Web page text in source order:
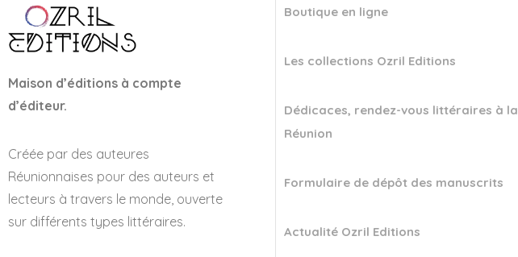
Maison d’éditions à compte
d’éditeur.
Créée par des auteures
Réunionnaises pour des auteurs et
lecteurs à travers le monde, ouverte
sur différents types littéraires.
Boutique en ligne
Les collections Ozril Editions
Dédicaces, rendez-vous littéraires à la
Réunion
Formulaire de dépôt des manuscrits
Actualité Ozril Editions